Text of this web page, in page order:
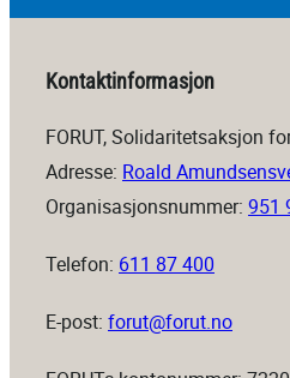
Kontaktinformasjon
FORUT, Solidaritetsaksjon
Adresse: Roald
Organisasjonsnummer: 951
Telefon: 611 87 400
E-post: forut@forut.no